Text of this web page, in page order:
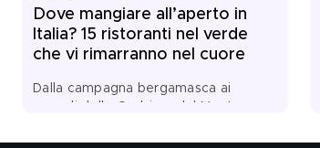
Dove mangiare all’aperto in
Italia? 15 ristoranti nel verde
che vi rimarranno nel cuore
Dalla campagna bergamasca ai
di Gavi, delle Langhe e della Toscana